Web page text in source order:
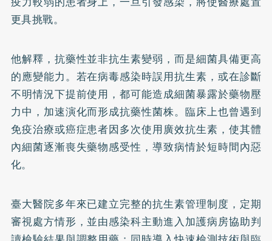
更具挑戰。
他解釋，抗藥性並非抗生素變弱，而是細菌具備更高
的應變能力。若在病毒感染時誤用抗生素，或在診斷
不明情況下提前使用，都可能造成細菌暴露於藥物壓
力中，加速演化而形成抗藥性菌株。臨床上也曾遇到
免疫治療或癌症患者因多次使用廣效抗生素，使其體
內細菌逐漸喪失藥物感受性，導致病情於短時間內惡
化。
臺大醫院多年來已建立完整的抗生素管理制度，定期
審視處方情形，並由感染科主動進入加護病房協助判